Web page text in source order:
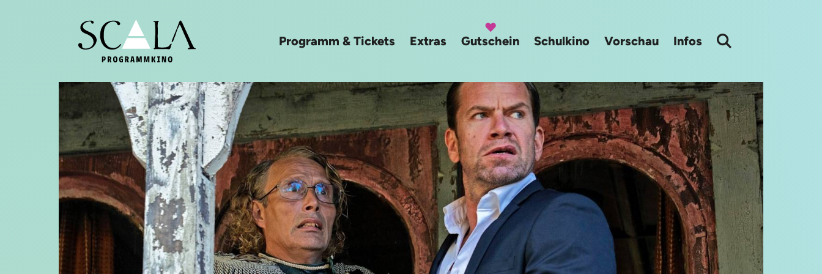
Programm & Tickets Extras Gutschein Schulkino Vorschau Infos